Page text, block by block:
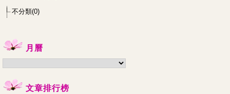
不分類(0)
月曆
文章排行榜